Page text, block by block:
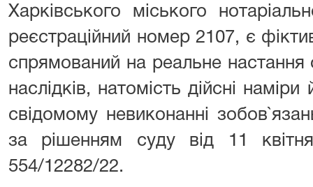
Харківського міського
реєстраційний номер 2107, є
спрямований на реальне
наслідків, натомість дійсні
свідомому невиконанні
за рішенням суду від 11
554/12282/22.